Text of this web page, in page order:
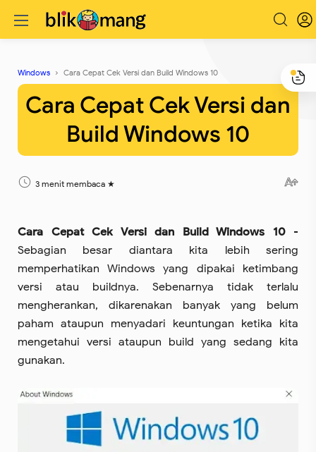
Windows Cara Cepat Cek Versi dan Build Windows 10
Cara Cepat Cek Versi dan
Build Windows 10
3 menit membaca
Cara Cepat Cek Versi dan Build Windows 10-
Sebagian besar diantara kita lebih sering
memperhatikan Windows yang dipakai ketimbang
versi atau buildnya. Sebenarnya tidak terlalu
mengherankan, dikarenakan banyak yang belum
paham ataupun menyadari keuntungan ketika kita
mengetahui versi ataupun build yang sedang kita
gunakan.